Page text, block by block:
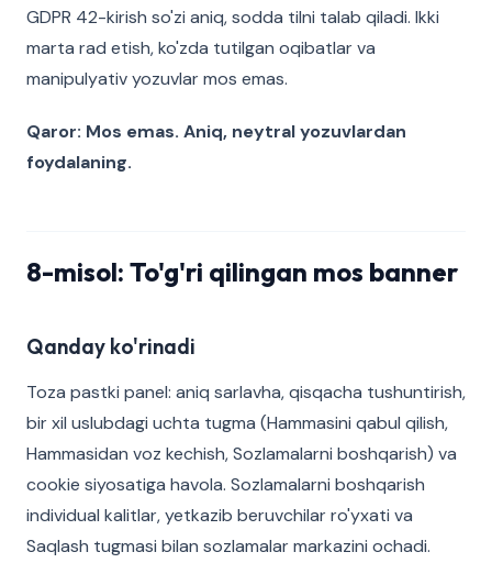
GDPR 42-kirish so'zi aniq, sodda tilni talab qiladi. Ikki
marta rad etish, ko'zda tutilgan oqibatlar va
manipulyativ yozuvlar mos emas.
Qaror: Mos emas. Aniq, neytral yozuvlardan
foydalaning.
8-misol: To'g'ri qilingan mos banner
Qanday ko'rinadi
Toza pastki panel: aniq sarlavha, qisqacha tushuntirish,
bir xil uslubdagi uchta tugma (Hammasini qabul qilish,
Hammasidan voz kechish, Sozlamalarni boshqarish) va
cookie siyosatiga havola. Sozlamalarni boshqarish
individual kalitlar, yetkazib beruvchilar ro'yxati va
Saqlash tugmasi bilan sozlamalar markazini ochadi.